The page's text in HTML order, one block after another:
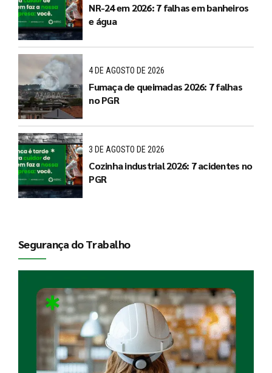
NR-24 em 2026: 7 falhas em banheiros
e água
4 DE AGOSTO DE 2026
Fumaça de queimadas 2026: 7 falhas
no PGR
3 DE AGOSTO DE 2026
Cozinha industrial 2026: 7 acidentes no
PGR
Segurança do Trabalho